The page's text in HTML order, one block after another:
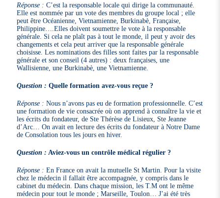
Réponse : C’est la responsable locale qui dirige la communauté.
Elle est nommée par un vote des membres du groupe local ; elle
peut être Océanienne, Vietnamienne, Burkinabè, Française,
Philippine….Elles doivent soumettre le vote à la responsable
générale. Si cela ne plaît pas à tout le monde, il peut y avoir des
changements et cela peut arriver que la responsable générale
choisisse. Les nominations des filles sont faites par la responsable
générale et son conseil (4 autres) : deux françaises, une
Wallisienne, une Burkinabè, une Vietnamienne.
Question : Quelle formation avez-vous reçue ?
Réponse : Nous n’avons pas eu de formation professionnelle. C’est
une formation de vie consacrée où on apprend à connaître la vie et
les écrits du fondateur, de Ste Thérèse de Lisieux, Ste Jeanne
d’Arc… On avait en lecture des écrits du fondateur à Notre Dame
de Consolation tous les jours en hiver.
Question : Aviez-vous un contrôle médical régulier ?
Réponse : En France on avait la mutuelle St Martin. Pour la visite
chez le médecin il fallait être accompagnée, y compris dans le
cabinet du médecin. Dans chaque mission, les T.M ont le même
médecin pour tout le monde ; Marseille, Toulon… J’ai été très